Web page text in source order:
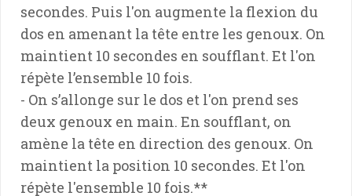
secondes. Puis l'on augmente la flexion du
dos en amenant la tête entre les genoux. On
maintient 10 secondes en soufflant. Et l'on
répète l’ensemble 10 fois.
- On s’allonge sur le dos et l'on prend ses
deux genoux en main. En soufflant, on
amène la tête en direction des genoux. On
maintient la position 10 secondes. Et l'on
répète l'ensemble 10 fois.**